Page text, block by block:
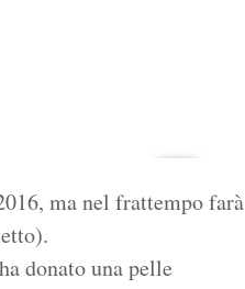
ma nel frattempo farà
donato una pelle